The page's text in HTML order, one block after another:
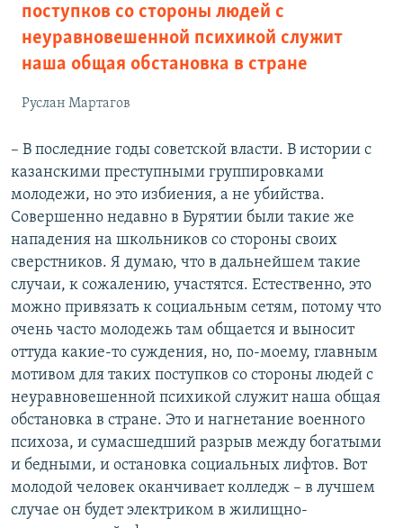
поступков со стороны людей с
неуравновешенной психикой служит
наша общая обстановка в стране
Руслан Мартагов
– В последние годы советской власти. В истории с
казанскими преступными группировками
молодежи, но это избиения, а не убийства.
Совершенно недавно в Бурятии были такие же
нападения на школьников со стороны своих
сверстников. Я думаю, что в дальнейшем такие
случаи, к сожалению, участятся. Естественно, это
можно привязать к социальным сетям, потому что
очень часто молодежь там общается и выносит
оттуда какие-то суждения, но, по-моему, главным
мотивом для таких поступков со стороны людей с
неуравновешенной психикой служит наша общая
обстановка в стране. Это и нагнетание военного
психоза, и сумасшедший разрыв между богатыми
и бедными, и остановка социальных лифтов. Вот
молодой человек оканчивает колледж – в лучшем
случае он будет электриком в жилищно-